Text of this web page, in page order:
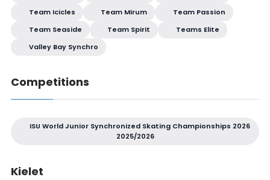
Team Icicles
Team Mirum
Team Passion
Team Seaside
Team Spirit
Teams Elite
Valley Bay Synchro
Competitions
ISU World Junior Synchronized Skating Championships 2026
2025/2026
Kielet